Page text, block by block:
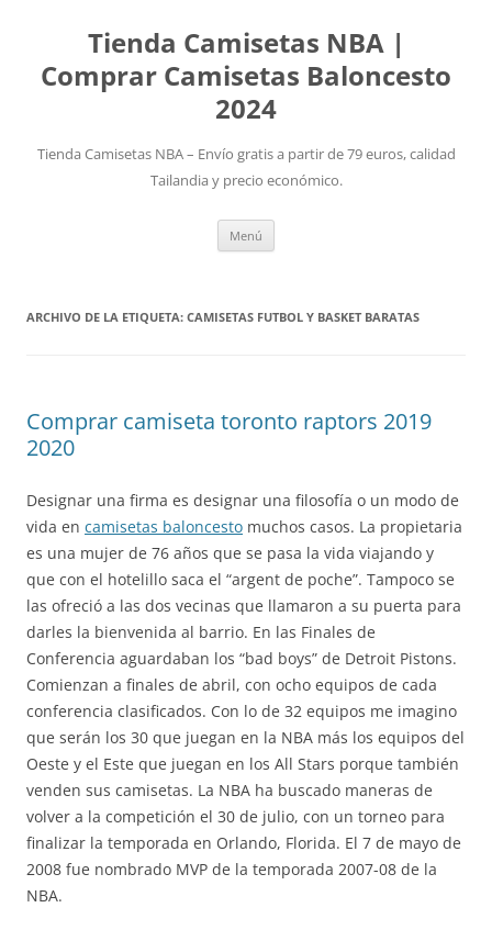
Tienda Camisetas NBA |
Comprar Camisetas Baloncesto
2024
Tienda Camisetas NBA – Envío gratis a partir de 79 euros, calidad
Tailandia y precio económico.
Menú
ARCHIVO DE LA ETIQUETA: CAMISETAS FUTBOL Y BASKET BARATAS
Comprar camiseta toronto raptors 2019
2020
Designar una firma es designar una filosofía o un modo de
vida en camisetas baloncesto muchos casos. La propietaria
es una mujer de 76 años que se pasa la vida viajando y
que con el hotelillo saca el “argent de poche”. Tampoco se
las ofreció a las dos vecinas que llamaron a su puerta para
darles la bienvenida al barrio. En las Finales de
Conferencia aguardaban los “bad boys” de Detroit Pistons.
Comienzan a finales de abril, con ocho equipos de cada
conferencia clasificados. Con lo de 32 equipos me imagino
que serán los 30 que juegan en la NBA más los equipos del
Oeste y el Este que juegan en los All Stars porque también
venden sus camisetas. La NBA ha buscado maneras de
volver a la competición el 30 de julio, con un torneo para
finalizar la temporada en Orlando, Florida. El 7 de mayo de
2008 fue nombrado MVP de la temporada 2007-08 de la
NBA.